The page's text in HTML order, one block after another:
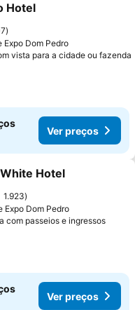
aos favoritos
Hotel
Expo Dom Pedro
vista para a cidade ou fazenda
Ver preços
aos favoritos
Hotel
1.923
Expo Dom Pedro
com passeios e ingressos
Ver preços